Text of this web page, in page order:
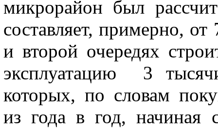
микрорайон был
составляет, примерно,
и второй очередях
эксплуатацию 3
которых, по словам
из года в год, начиная